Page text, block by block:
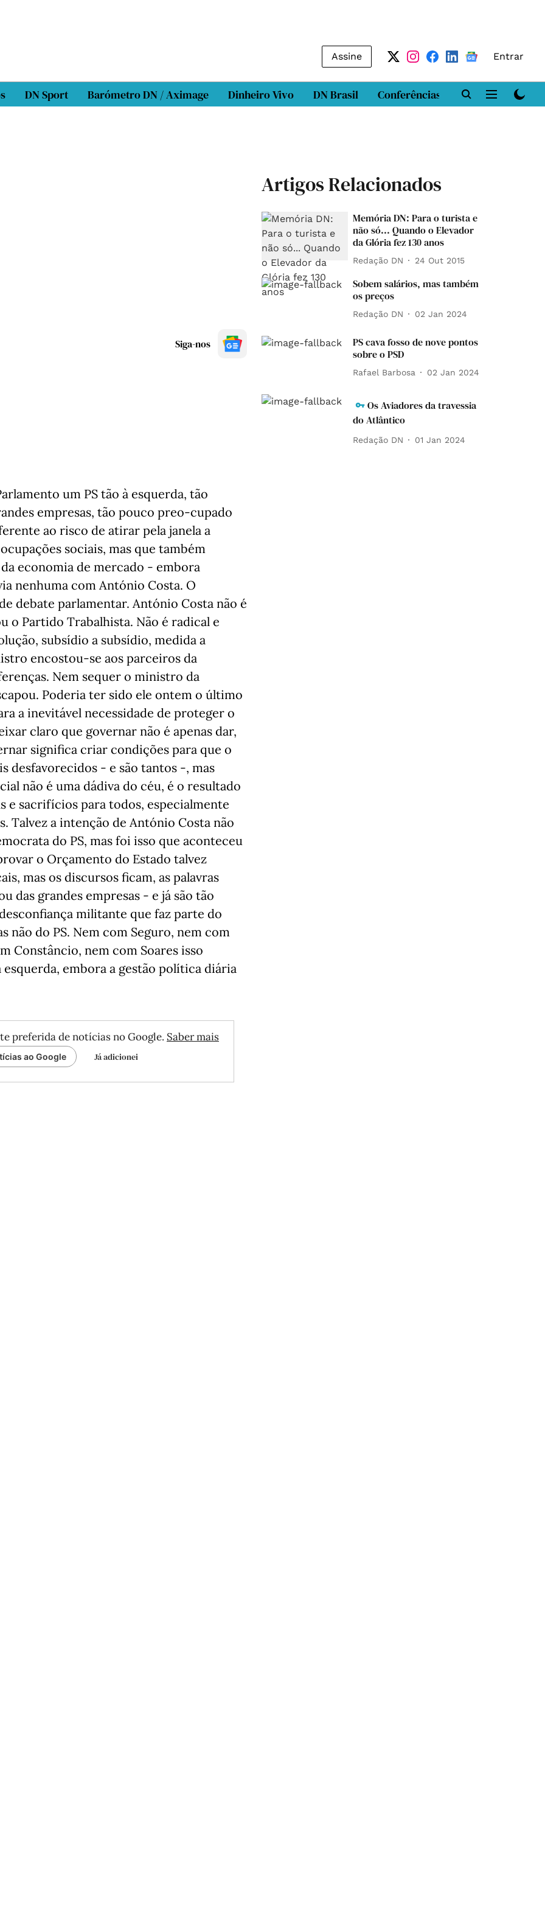
Assine Entrar
DN Sport Barómetro DN / Aximage Dinheiro Vivo DN Brasil Conferências DN LAB
Siga-nos
um PS tão à esquerda, tão
empresas, tão pouco preo-cupado
ao risco de atirar pela janela a
sociais, mas que também
economia de mercado - embora
nenhuma com António Costa. O
debate parlamentar. António Costa não é
o Partido Trabalhista. Não é radical e
subsídio a subsídio, medida a
encostou-se aos parceiros da
Nem sequer o ministro da
Poderia ter sido ele ontem o último
a inevitável necessidade de proteger o
claro que governar não é apenas dar,
significa criar condições para que o
desfavorecidos - e são tantos -, mas
não é uma dádiva do céu, é o resultado
e sacrifícios para todos, especialmente
Talvez a intenção de António Costa não
do PS, mas foi isso que aconteceu
o Orçamento do Estado talvez
mas os discursos ficam, as palavras
das grandes empresas - e já são tão
militante que faz parte do
não do PS. Nem com Seguro, nem com
Constâncio, nem com Soares isso
embora a gestão política diária
preferida de notícias no Google. Saber mais
ao Google Já adicionei
Artigos Relacionados
Memória DN: Para o turista e
não só... Quando o Elevador
da Glória fez 130 anos
Redação DN 24 Out 2015
Sobem salários, mas também
os preços
Redação DN 02 Jan 2024
PS cava fosso de nove pontos
sobre o PSD
Rafael Barbosa 02 Jan 2024
Os Aviadores da travessia
do Atlântico
Redação DN 01 Jan 2024